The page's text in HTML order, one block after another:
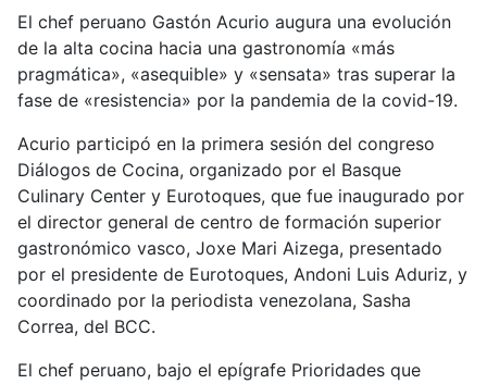
El chef peruano Gastón Acurio augura una evolución
de la alta cocina hacia una gastronomía «más
pragmática», «asequible» y «sensata» tras superar la
fase de «resistencia» por la pandemia de la covid-19.
Acurio participó en la primera sesión del congreso
Diálogos de Cocina, organizado por el Basque
Culinary Center y Eurotoques, que fue inaugurado por
el director general de centro de formación superior
gastronómico vasco, Joxe Mari Aizega, presentado
por el presidente de Eurotoques, Andoni Luis Aduriz, y
coordinado por la periodista venezolana, Sasha
Correa, del BCC.
El chef peruano, bajo el epígrafe Prioridades que